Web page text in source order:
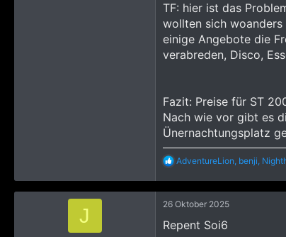
TF: hier ist das
wollten sich
einige Angebote die
verabreden, Disco,
Fazit: Preise für ST
Nach wie vor gibt es
Ünernachtungsplatz
R
a
k
t
o
AdventureLion, benji,
J 26 Oktober 2025
Repent Soi6